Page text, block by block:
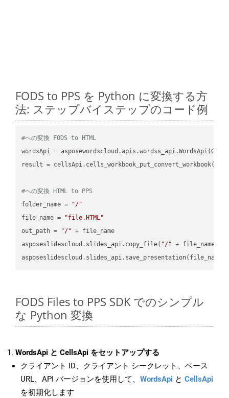
FODS to PPS を Python に変換する方
法: ステップバイステップのコード例
#への変換 FODS to HTML
wordsApi =
result =
#への変換 HTML to PPS
folder_name =
"/"
file_name =
"file.HTML"
out_path =
"/" + file_name
asposeslidescloud.slides_api.copy_file( "/" + file_name,
FODS Files to PPS SDK でのシンプル
な Python 変換
WordsApi と CellsApi をセットアップする
クライアント ID、クライアント シークレット、ベース
URL、API バージョンを使用して、 WordsApi と CellsApi
を初期化します